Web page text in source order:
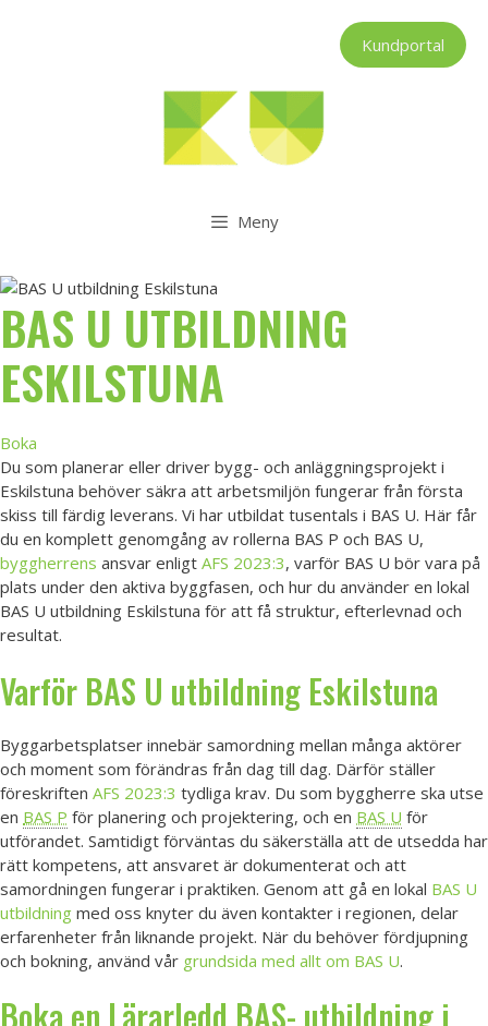
Kundportal
Meny
BAS U UTBILDNING
ESKILSTUNA
Boka
Du som planerar eller driver bygg- och anläggningsprojekt i
Eskilstuna behöver säkra att arbetsmiljön fungerar från första
skiss till färdig leverans. Vi har utbildat tusentals i BAS U. Här får
du en komplett genomgång av rollerna BAS P och BAS U,
byggherrens ansvar enligt AFS 2023:3, varför BAS U bör vara på
plats under den aktiva byggfasen, och hur du använder en lokal
BAS U utbildning Eskilstuna för att få struktur, efterlevnad och
resultat.
Varför BAS U utbildning Eskilstuna
Byggarbetsplatser innebär samordning mellan många aktörer
och moment som förändras från dag till dag. Därför ställer
föreskriften AFS 2023:3 tydliga krav. Du som byggherre ska utse
en BAS P för planering och projektering, och en BAS U för
utförandet. Samtidigt förväntas du säkerställa att de utsedda har
rätt kompetens, att ansvaret är dokumenterat och att
samordningen fungerar i praktiken. Genom att gå en lokal BAS U
utbildning med oss knyter du även kontakter i regionen, delar
erfarenheter från liknande projekt. När du behöver fördjupning
och bokning, använd vår grundsida med allt om BAS U.
Boka en Lärarledd BAS- utbildning i